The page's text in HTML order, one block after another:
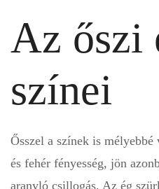
Az őszi
színei
Ősszel a színek is
és fehér fényesség, jön
aranyló csillogás. Az ég